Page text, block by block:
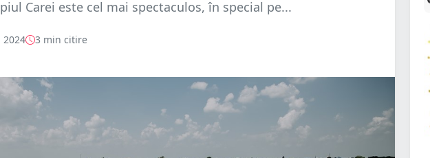
Carei este cel mai spectaculos, în special pe...
2024 3 min citire